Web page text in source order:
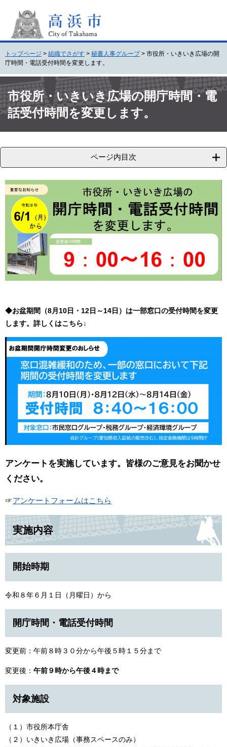
頭
。
飛
て
本
文
トップページ > 組織でさがす > 秘書人事グループ > 市役所・いきいき広場の開
庁時間・電話受付時間を変更します。
文市役所・いきいき広場の開庁時間・電
話受付時間を変更します。
ページ内目次
◆お盆期間（8月10日・12日～14日）は一部窓口の受付時間を変更
します。詳しくはこちら↓
アンケートを実施しています。皆様のご意見をお聞かせ
ください。
☞アンケートフォームはこちら
実施内容
開始時期
令和８年６月１日（月曜日）から
開庁時間・電話受付時間
変更前：午前８時３０分から午後５時１５分まで
変更後： 午前９時から午後４時まで
対象施設
（１）市役所本庁舎
（２）いきいき広場（事務スペースのみ）